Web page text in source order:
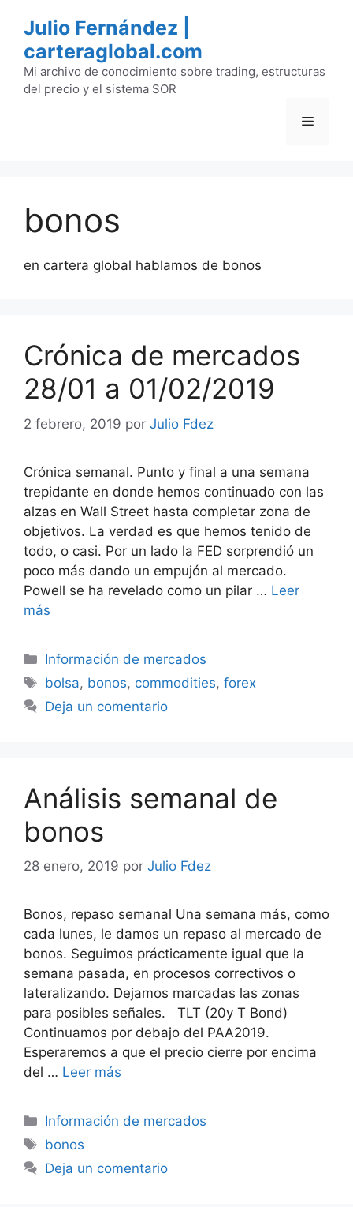
contenido
Julio Fernández |
carteraglobal.com
Mi archivo de conocimiento sobre trading, estructuras
del precio y el sistema SOR
Menú
bonos
en cartera global hablamos de bonos
Crónica de mercados
28/01 a 01/02/2019
2 febrero, 2019 por Julio Fdez
Crónica semanal. Punto y final a una semana
trepidante en donde hemos continuado con las
alzas en Wall Street hasta completar zona de
objetivos. La verdad es que hemos tenido de
todo, o casi. Por un lado la FED sorprendió un
poco más dando un empujón al mercado.
Powell se ha revelado como un pilar … Leer
más
Categorías
Información de mercados
Etiquetas
bolsa, bonos, commodities,forex
Deja un comentario
Análisis semanal de
bonos
28 enero, 2019 por Julio Fdez
Bonos, repaso semanal Una semana más, como
cada lunes, le damos un repaso al mercado de
bonos. Seguimos prácticamente igual que la
semana pasada, en procesos correctivos o
lateralizando. Dejamos marcadas las zonas
para posibles señales. TLT (20y T Bond)
Continuamos por debajo del PAA2019.
Esperaremos a que el precio cierre por encima
del … Leer más
Categorías
Información de mercados
Etiquetas
bonos
Deja un comentario